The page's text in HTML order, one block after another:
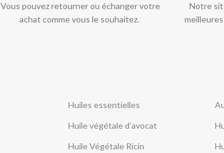
Vous pouvez retourner ou échanger votre
achat comme vous le souhaitez.
Notre
Huiles essentielles
Huile végétale d’avocat
Huile Végétale Ricin